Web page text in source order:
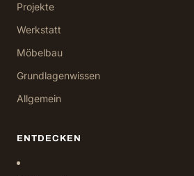
Projekte
Werkstatt
Möbelbau
Grundlagenwissen
Allgemein
ENTDECKEN